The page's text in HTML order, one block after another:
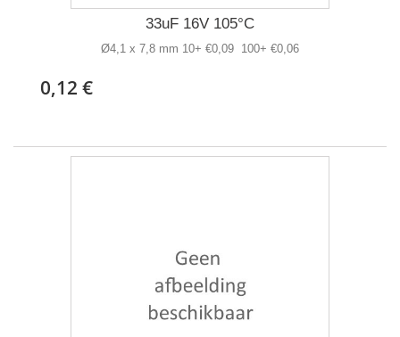
33uF 16V 105°C
Ø4,1 x 7,8 mm 10+ €0,09 100+ €0,06
0,12 €